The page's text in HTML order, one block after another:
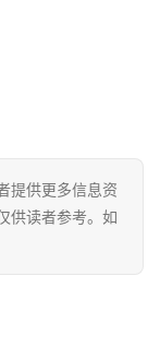
提供更多信息资
供读者参考。如